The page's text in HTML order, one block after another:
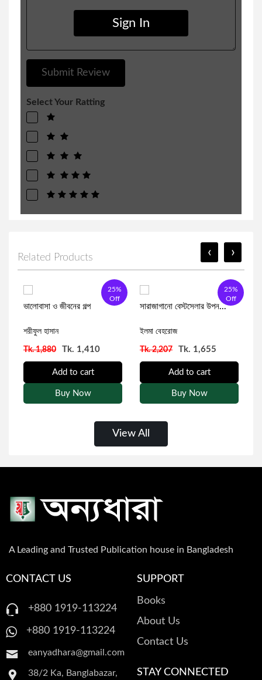
Select Your Ratting
Sign In
Related Products
ফাবিয়াহ্ মমো
25%
Off
ভালোবাসা ও জীবনের গল্প
শরীফুল হাসান
Tk. 1,880 Tk. 1,410
Add to cart
Buy Now
25%
Off
সারাজাগানো বেস্টসেলার উপন...
ইলমা বেহরোজ
Tk. 2,207 Tk. 1,655
Add to cart
Buy Now
‹ ›
View All
A Leading and Trusted Publication house in Bangladesh
CONTACT US
+880 1919-113224
+880 1919-113224
eanyadhara@gmail.com
38/2 Ka, Banglabazar,
SUPPORT
Books
About Us
Contact Us
STAY CONNECTED